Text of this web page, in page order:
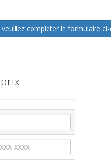
compléter le formulaire